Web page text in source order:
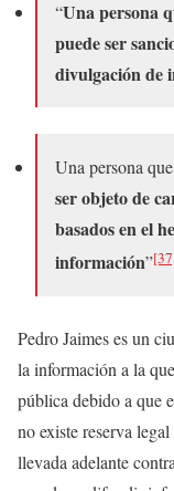
“Una persona
puede ser
divulgación de
Una persona
ser objeto de
basados en el
información”
Pedro Jaimes es un
la información a la
pública debido a que
no existe reserva
llevada adelante